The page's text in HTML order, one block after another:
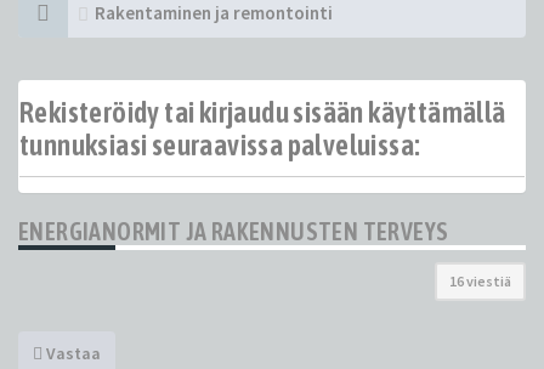
Rakentaminen ja remontointi
Rekisteröidy tai kirjaudu sisään käyttämällä
tunnuksiasi seuraavissa palveluissa:
ENERGIANORMIT JA RAKENNUSTEN TERVEYS
16 viestiä
Vastaa